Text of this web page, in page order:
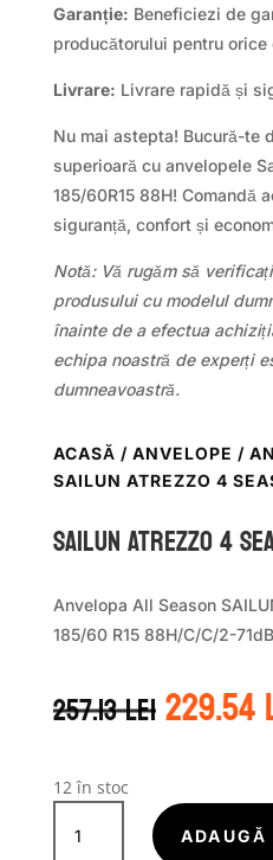
Garanție: Beneficiezi de
producătorului pentru
Livrare: Livrare rapidă și
Nu mai astepta! Bucură-te
superioară cu anvelopele
185/60R15 88H! Comandă
siguranță, confort și
Notă: Vă rugăm să
produsului cu modelul
înainte de a efectua
echipa noastră de experți
dumneavoastră.
ACASĂ / ANVELOPE /
SAILUN ATREZZO 4
Sailun ATREZZO 4
Anvelopa All Season
185/60 R15 88H/C/C/2-71dB
257.13leiPrețul
inițial
257.13
229.54
12 în stoc
Cantitate
Sailun
ADAUGĂ